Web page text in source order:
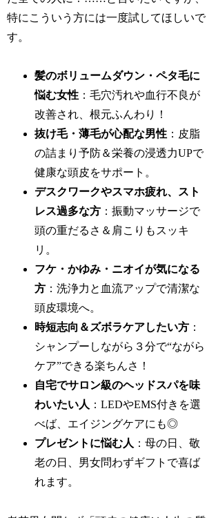
特にこういう方には一度試してほしいで
す。
髪のボリュームダウン・ペタ毛に
悩む女性 ：毛穴汚れや血行不良が
改善され、根元ふんわり！
抜け毛・薄毛が心配な男性 ：皮脂
の詰まり予防＆栄養の浸透力UPで
健康な頭皮をサポート。
デスクワークやスマホ疲れ、スト
レス過多な方 ：振動マッサージで
頭の重だるさ＆肩こりもスッキ
リ。
フケ・かゆみ・ニオイが気になる
方 ：洗浄力と血流アップで清潔な
頭皮環境へ。
時短志向＆ズボラケアしたい方 ：
シャンプーしながら３分で“ながら
ケア”できる楽ちんさ！
自宅でサロン級のヘッドスパを味
わいたい人 ：LEDやEMS付きを選
べば、エイジングケアにも◎
プレゼントに悩む人 ：母の日、敬
老の日、男女問わずギフトで喜ば
れます。